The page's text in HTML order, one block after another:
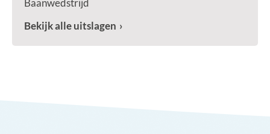
Baanwedstrijd
Bekijk alle uitslagen